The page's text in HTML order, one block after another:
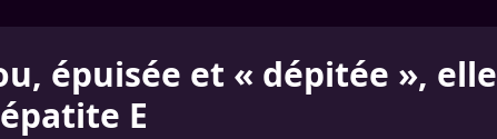
épuisée et « dépitée », elle
E